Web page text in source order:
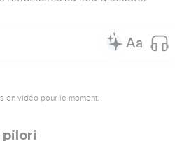
en vidéo pour le moment.
pilori